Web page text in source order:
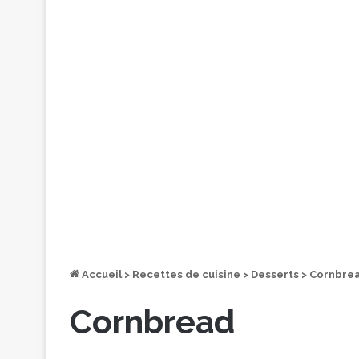
Accueil > Recettes de cuisine > Desserts >
Cornbread